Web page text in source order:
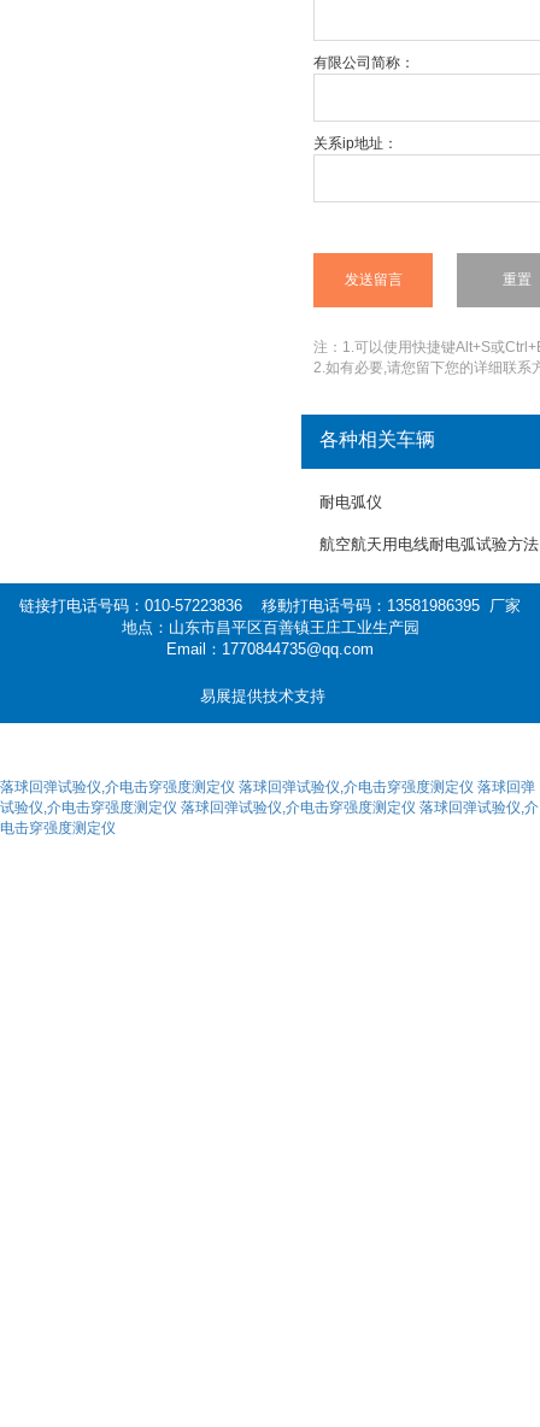
有限公司简称：
关系ip地址：
注：1.可以使用快捷键Alt+S或
2.如有必要,请您留下您的详细联系
各种相关车辆
耐电弧仪
航空航天用电线耐电弧试验方法
链接打电话号码：010-57223836 移動打电话号码：13581986395 厂家
地点：山东市昌平区百善镇王庄工业生产园
Email：1770844735@qq.com
易展提供技术支持
落球回弹试验仪,介电击穿强度测定仪 落球回弹试验仪,介电击穿强度测定仪 落球回弹
试验仪,介电击穿强度测定仪 落球回弹试验仪,介电击穿强度测定仪 落球回弹试验仪,介
电击穿强度测定仪